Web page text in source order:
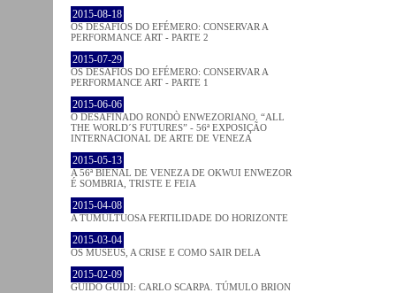
2015-08-18
OS DESAFIOS DO EFÉMERO: CONSERVAR A
PERFORMANCE ART - PARTE 2
2015-07-29
OS DESAFIOS DO EFÉMERO: CONSERVAR A
PERFORMANCE ART - PARTE 1
2015-06-06
O DESAFINADO RONDÒ ENWEZORIANO. “ALL
THE WORLD´S FUTURES” - 56ª EXPOSIÇÃO
INTERNACIONAL DE ARTE DE VENEZA
2015-05-13
A 56ª BIENAL DE VENEZA DE OKWUI ENWEZOR
É SOMBRIA, TRISTE E FEIA
2015-04-08
A TUMULTUOSA FERTILIDADE DO HORIZONTE
2015-03-04
OS MUSEUS, A CRISE E COMO SAIR DELA
2015-02-09
GUIDO GUIDI: CARLO SCARPA. TÚMULO BRION